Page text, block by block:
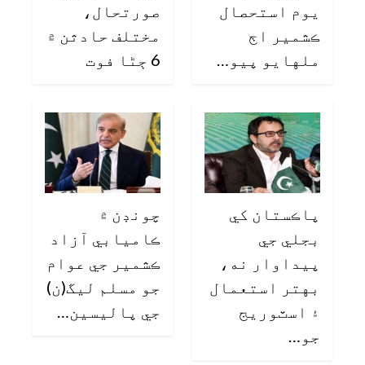
يوم استحصال
ڪشمير اڄ
ملهايو پيو…
صورتحال،
مختلف حادثن ۾
6 ڄڻا فوت
پاڪستان کي
بجلي جي
پيداوار نه،
بهتر استعمال
۽ اسٽوريج
جو…
چونڊن ۾
ڪاميابي آزاد
ڪشمير جي عوام
جو مسلم ليگ(ن)
جي پاليسين…